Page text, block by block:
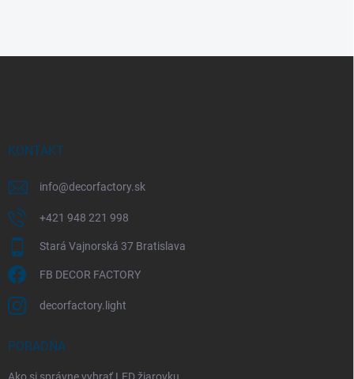
KONTAKT
info@decorfactory.sk
+421 948 221 998
Stará Vajnorská 37 Bratislava
FB DECOR FACTORY
decorfactory.light
PORADŇA